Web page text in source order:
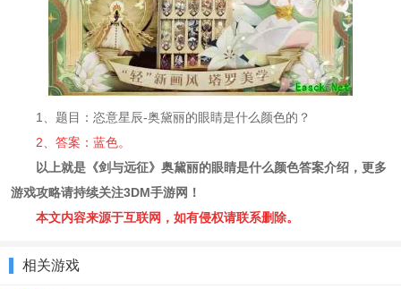
1、题目：恣意星辰-奥黛丽的眼睛是什么颜色的？
2、答案：蓝色。
以上就是《剑与远征》奥黛丽的眼睛是什么颜色答案介绍，更多
游戏攻略请持续关注3DM手游网！
本文内容来源于互联网，如有侵权请联系删除。
相关游戏